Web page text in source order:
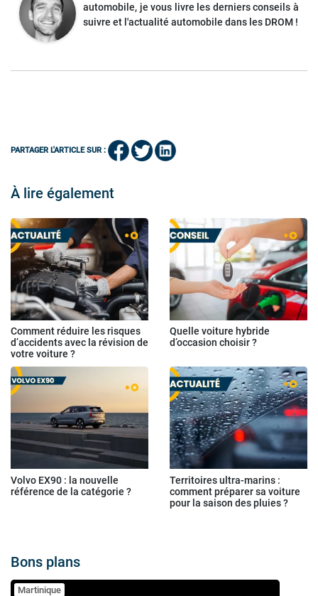
automobile, je vous livre les derniers conseils à
suivre et l'actualité automobile dans les DROM !
PARTAGER L'ARTICLE SUR :
À lire également
Comment réduire les risques
d’accidents avec la révision de
votre voiture ?
Quelle voiture hybride
d’occasion choisir ?
Volvo EX90 : la nouvelle
référence de la catégorie ?
Territoires ultra-marins :
comment préparer sa voiture
pour la saison des pluies ?
Bons plans
Martinique